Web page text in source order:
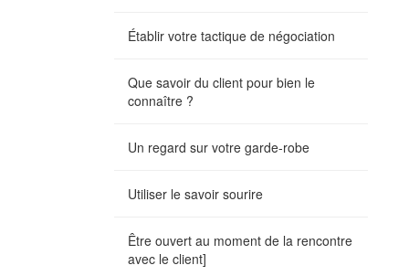
Établir votre tactique de négociation
Que savoir du client pour bien le
connaître ?
Un regard sur votre garde-robe
Utiliser le savoir sourire
Être ouvert au moment de la rencontre
avec le client]